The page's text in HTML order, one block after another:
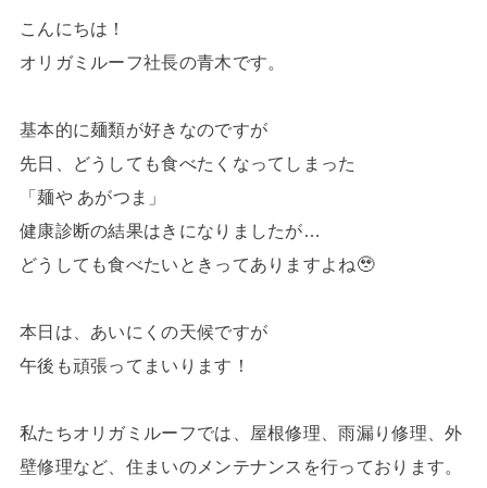
こんにちは！
オリガミルーフ社長の青木です。
基本的に麺類が好きなのですが
先日、どうしても食べたくなってしまった
「麺や あがつま」
健康診断の結果はきになりましたが…
どうしても食べたいときってありますよね🥹
本日は、あいにくの天候ですが
午後も頑張ってまいります！
私たちオリガミルーフでは、屋根修理、雨漏り修理、外
壁修理など、住まいのメンテナンスを行っております。